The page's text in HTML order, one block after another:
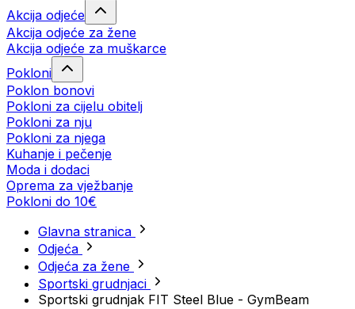
Akcija odjeće
Akcija odjeće za žene
Akcija odjeće za muškarce
Pokloni
Poklon bonovi
Pokloni za cijelu obitelj
Pokloni za nju
Pokloni za njega
Kuhanje i pečenje
Moda i dodaci
Oprema za vježbanje
Pokloni do 10€
Glavna stranica
Odjeća
Odjeća za žene
Sportski grudnjaci
Sportski grudnjak FIT Steel Blue - GymBeam